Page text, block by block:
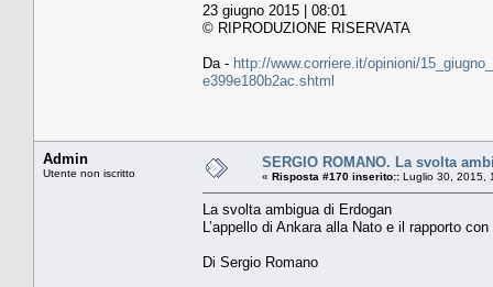
23 giugno 2015 | 08:01
© RIPRODUZIONE RISERVATA
Da - http://www.corriere.it/opinioni/
e399e180b2ac.shtml
Admin
Utente non iscritto
SERGIO ROMANO. La svolta
« Risposta #170 inserito:: Luglio 30, 2015,
La svolta ambigua di Erdogan
L’appello di Ankara alla Nato e il rapporto
Di Sergio Romano